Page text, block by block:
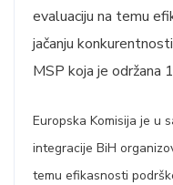
evaluaciju na temu
jačanju
MSP koja je održana
Europska Komisija je u
integracije BiH
temu efikasnosti